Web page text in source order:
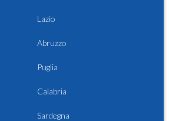
Lazio
Abruzzo
Puglia
Calabria
Sardegna